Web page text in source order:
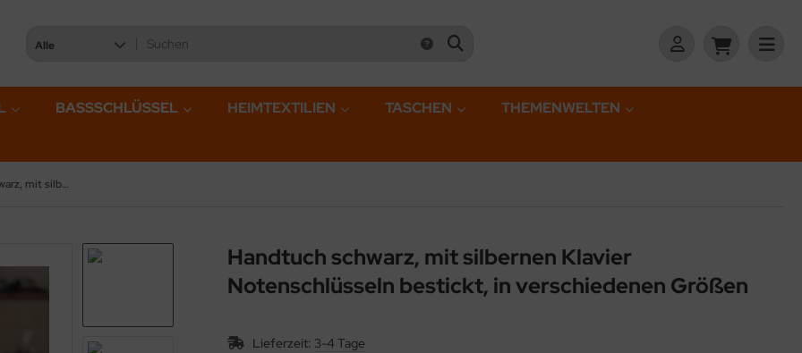
Alle
BASSSCHLÜSSEL HEIMTEXTILIEN TASCHEN
THEMENWELTEN
Handtuch schwarz, mit silbernen Klavier Notenschlüsseln bestickt, in verschiedenen Größen
Handtuch schwarz, mit silbernen Klavier
Notenschlüsseln bestickt, in verschiedenen Größen
Lieferzeit: 3-4 Tage